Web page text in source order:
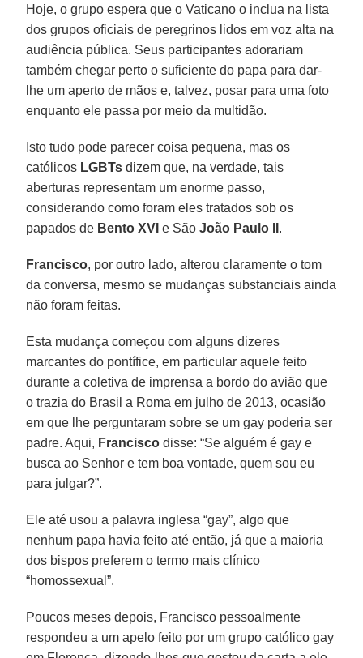
Hoje, o grupo espera que o Vaticano o inclua na lista
dos grupos oficiais de peregrinos lidos em voz alta na
audiência pública. Seus participantes adorariam
também chegar perto o suficiente do papa para dar-
lhe um aperto de mãos e, talvez, posar para uma foto
enquanto ele passa por meio da multidão.
Isto tudo pode parecer coisa pequena, mas os
católicos LGBTs dizem que, na verdade, tais
aberturas representam um enorme passo,
considerando como foram eles tratados sob os
papados de Bento XVI e SãoJoão Paulo II .
Francisco, por outro lado, alterou claramente o tom
da conversa, mesmo se mudanças substanciais ainda
não foram feitas.
Esta mudança começou com alguns dizeres
marcantes do pontífice, em particular aquele feito
durante a coletiva de imprensa a bordo do avião que
o trazia do Brasil a Roma em julho de 2013, ocasião
em que lhe perguntaram sobre se um gay poderia ser
padre. Aqui, Francisco disse: “Se alguém é gay e
busca ao Senhor e tem boa vontade, quem sou eu
para julgar?”.
Ele até usou a palavra inglesa “gay”, algo que
nenhum papa havia feito até então, já que a maioria
dos bispos preferem o termo mais clínico
“homossexual”.
Poucos meses depois, Francisco pessoalmente
respondeu a um apelo feito por um grupo católico gay